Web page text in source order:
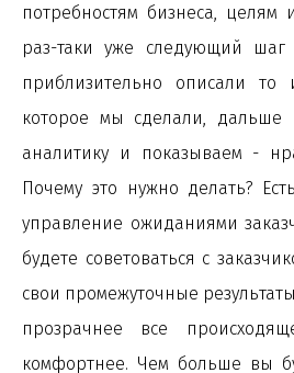
потребностям бизнеса, целям
раз-таки уже следующий
приблизительно описали
которое мы сделали, дальше
аналитику и показываем -
Почему это нужно делать?
управление ожиданиями
будете советоваться с
свои промежуточные
прозрачнее все
комфортнее. Чем больше вы